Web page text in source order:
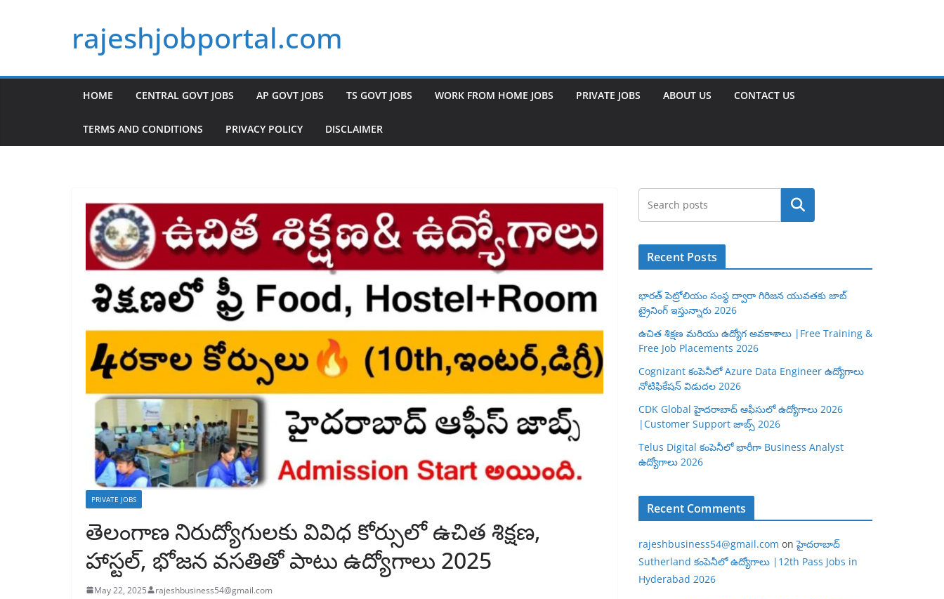
rajeshjobportal.com
HOME CENTRAL GOVT JOBS AP GOVT JOBS TS GOVT JOBS WORK FROM HOME JOBS PRIVATE JOBS ABOUT US CONTACT US
TERMS AND CONDITIONS PRIVACY POLICY DISCLAIMER
PRIVATE JOBS
తెలంగాణ నిరుద్యోగులకు వివిధ కోర్సులో ఉచిత శిక్షణ,
హాస్టల్, భోజన వసతితో పాటు ఉద్యోగాలు 2025
May 22, 2025 rajeshbusiness54@gmail.com
Search
Recent Posts
భారత్ పెట్రోలియం సంస్థ ద్వారా గిరిజన యువతకు జాబ్
ట్రైనింగ్ ఇస్తున్నారు 2026
ఉచిత శిక్షణ మరియు ఉద్యోగ అవకాశాలు |Free Training &
Free Job Placements 2026
Cognizant కంపెనీలో Azure Data Engineer ఉద్యోగాలు
నోటిఫికేషన్ విడుదల 2026
CDK Global హైదరాబాద్ ఆఫీసులో ఉద్యోగాలు 2026
|Customer Support జాబ్స్ 2026
Telus Digital కంపెనీలో భారీగా Business Analyst
ఉద్యోగాలు 2026
Recent Comments
rajeshbusiness54@gmail.com onహైదరాబాద్
Sutherland కంపెనీలో ఉద్యోగాలు |12th Pass Jobs in
Hyderabad 2026